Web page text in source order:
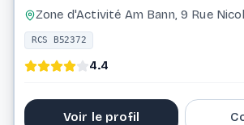
RCS B52372
4.4
Voir le profil